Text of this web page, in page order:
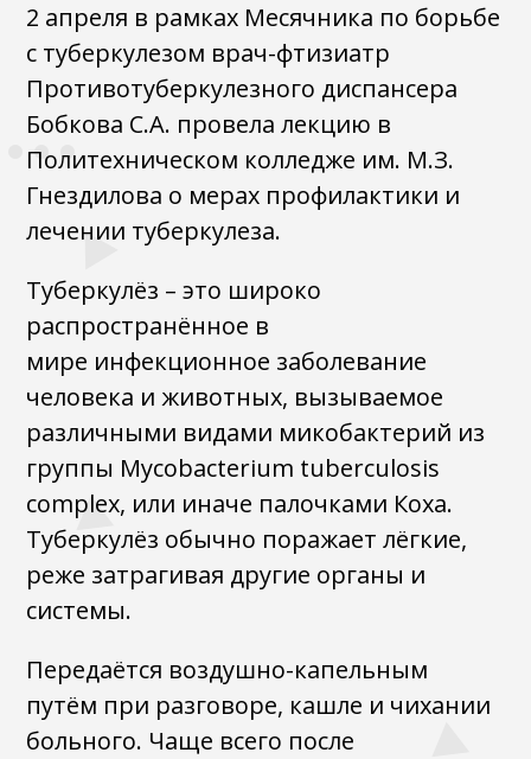
2 апреля в рамках Месячника по борьбе
с туберкулезом врач-фтизиатр
Противотуберкулезного диспансера
Бобкова С.А. провела лекцию в
Политехническом колледже им. М.З.
Гнездилова о мерах профилактики и
лечении туберкулеза.
Туберкулёз – это широко
распространённое в
мире инфекционное заболевание
человека и животных, вызываемое
различными видами микобактерий из
группы Mycobacterium tuberculosis
complex, или иначе палочками Коха.
Туберкулёз обычно поражает лёгкие,
реже затрагивая другие органы и
системы.
Передаётся воздушно-капельным
путём при разговоре, кашле и чихании
больного. Чаще всего после